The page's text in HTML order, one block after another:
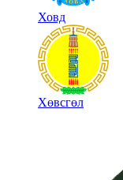
Ховд
Хөвсгөл